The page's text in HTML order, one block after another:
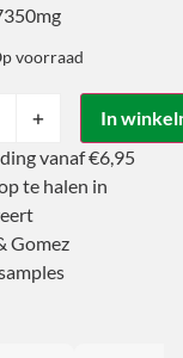
voorraad
+
In
vanaf €6,95
te halen in
Gomez